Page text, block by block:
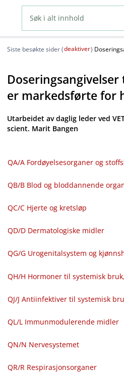
Siste besøkte sider (deaktiver)
er markedsførte for
Utarbeidet av daglig leder ved
scient. Marit Bangen
QA​/​A Fordøyelsesorganer og
QB​/​B Blod og bloddannende
QC​/​C Hjerte og kretsløp
QD​/​D Dermatologiske midler
QG​/​G Urogenitalsystem og
QH​/​H Hormoner til systemisk
QJ​/​J Antiinfektiver til systemisk
QL​/​L Immunmodulerende midler
QN​/​N Nervesystemet
QR​/​R Respirasjonsorganer